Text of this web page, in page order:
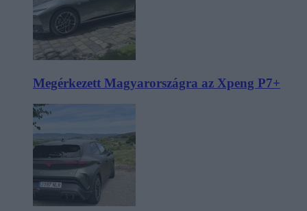
Megérkezett Magyarországra az Xpeng P7+